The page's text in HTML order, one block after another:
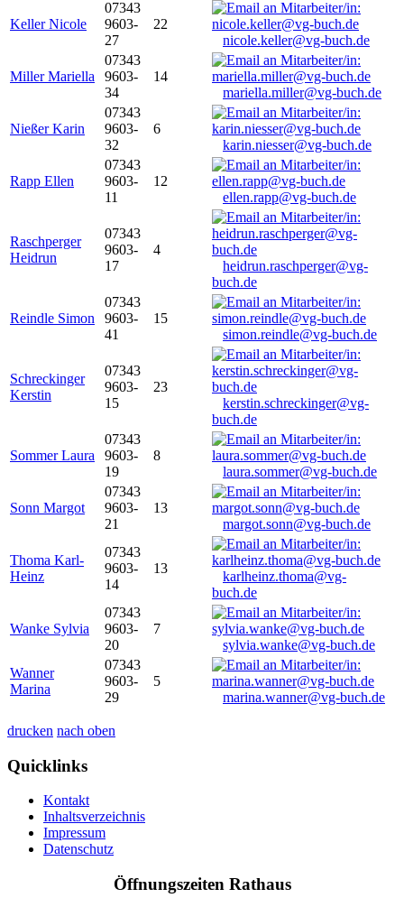
Keller Nicole
07343
9603-
27
22
nicole.keller@vg-buch.de
Miller Mariella
07343
9603-
34
14
mariella.miller@vg-buch.de
Nießer Karin
07343
9603-
32
6
karin.niesser@vg-buch.de
Rapp Ellen
07343
9603-
11
12
ellen.rapp@vg-buch.de
Raschperger
Heidrun
07343
9603-
17
4
heidrun.raschperger@vg-
buch.de
Reindle Simon
07343
9603-
41
15
simon.reindle@vg-buch.de
Schreckinger
Kerstin
07343
9603-
15
23
kerstin.schreckinger@vg-
buch.de
Sommer Laura
07343
9603-
19
8
laura.sommer@vg-buch.de
Sonn Margot
07343
9603-
21
13
margot.sonn@vg-buch.de
Thoma Karl-
Heinz
07343
9603-
14
13
karlheinz.thoma@vg-
buch.de
Wanke Sylvia
07343
9603-
20
7
sylvia.wanke@vg-buch.de
Wanner
Marina
07343
9603-
29
5
marina.wanner@vg-buch.de
drucken nach oben
Quicklinks
Kontakt
Inhaltsverzeichnis
Impressum
Datenschutz
Öffnungszeiten Rathaus